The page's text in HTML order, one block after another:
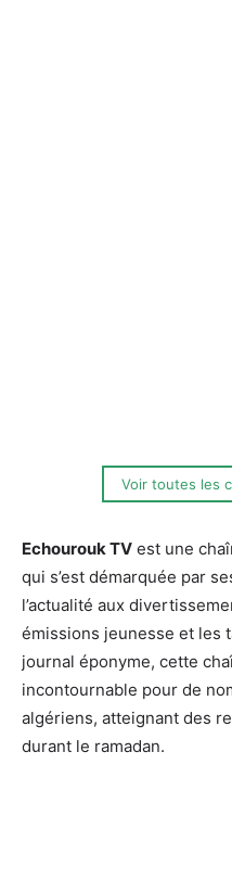
Voir toutes les
Echourouk TV est une
qui s’est démarquée par
l’actualité aux
émissions jeunesse et les
journal éponyme, cette
incontournable pour de
algériens, atteignant des
durant le ramadan.